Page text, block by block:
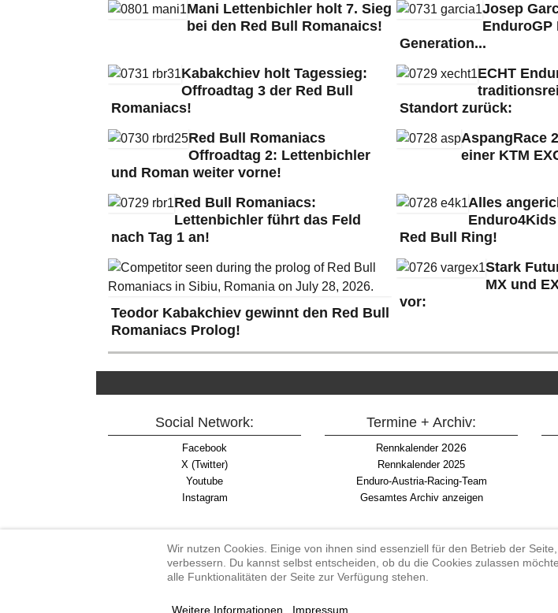
Mani Lettenbichler holt 7. Sieg
bei den Red Bull Romanaics!
Josep
EnduroGP
Generation...
Kabakchiev holt Tagessieg:
Offroadtag 3 der Red Bull
Romaniacs!
ECHT
Standort zurück:
Red Bull Romaniacs
Offroadtag 2: Lettenbichler
und Roman weiter vorne!
AspangRace
einer KTM
Red Bull Romaniacs:
Lettenbichler führt das Feld
nach Tag 1 an!
Alles
Red Bull Ring!
Teodor Kabakchiev gewinnt den Red Bull
Romaniacs Prolog!
Stark
MX und
vor:
Social Network:
Facebook
X (Twitter)
Youtube
Instagram
Termine + Archiv:
Rennkalender2026
Rennkalender 2025
Enduro-Austria-Racing-Team
Gesamtes Archiv anzeigen
Begriff "Enduro" auf
#enduroaustria, #wirlebenenduro
Enduro-Austria, Enduro, Endurosport, Endurocross, Endurotraining,
Wir nutzen Cookies. Einige von ihnen sind essenziell für den Betrieb der
verbessern. Du kannst selbst entscheiden, ob du die Cookies zulassen
alle Funktionalitäten der Seite zur Verfügung stehen.
Weitere Informationen Impressum